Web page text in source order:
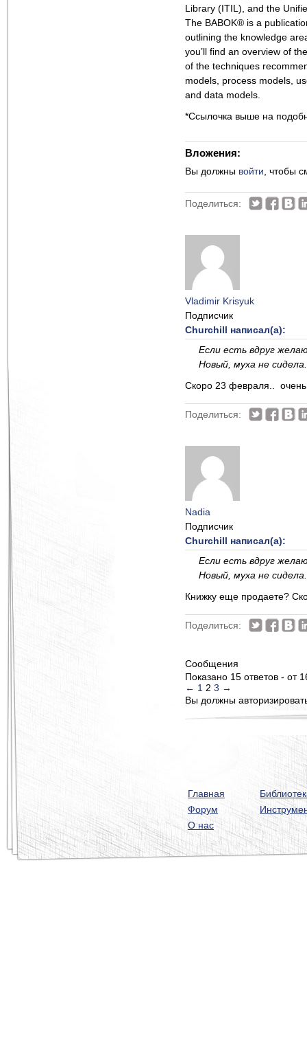
Library (ITIL), and the
The BABOK® is a
outlining the knowledge
you’ll find an overview of
of the techniques
models, process models,
and data models.
*Ссылочка выше на
Вложения:
Вы должны войти , чтобы
Поделиться:
Vladimir Krisyuk
Подписчик
Churchill написал(а):
Если есть вдруг
Новый, муха не
Скоро 23 февраля.. очень
Поделиться:
Nadia
Подписчик
Churchill написал(а):
Если есть вдруг
Новый, муха не
Книжку еще продаете?
Поделиться:
Сообщения
Показано 15 ответов - от
← 1 2 3 →
Вы должны
Главная
Форум
О нас